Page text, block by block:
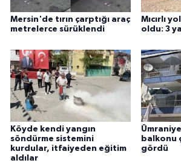
Mersin'de tırın çarptığı araç
metrelerce sürüklendi
Mıcırlı
oldu: 3
Köyde kendi yangın
söndürme sistemini
kurdular, itfaiyeden eğitim
aldılar
balkonu
gördü